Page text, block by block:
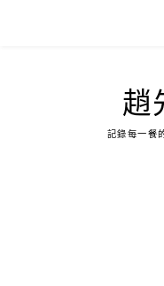
趙
記錄每一餐